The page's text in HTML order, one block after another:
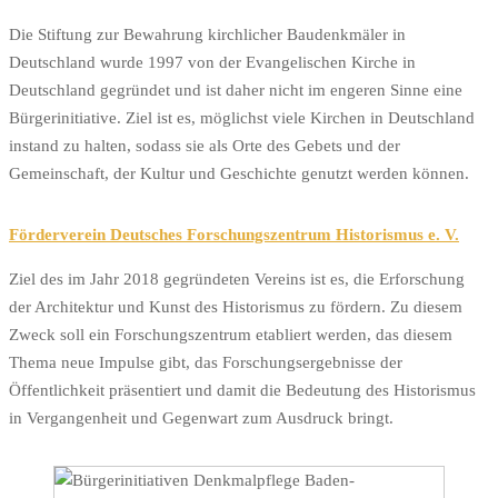
Die Stiftung zur Bewahrung kirchlicher Baudenkmäler in
Deutschland wurde 1997 von der Evangelischen Kirche in
Deutschland gegründet und ist daher nicht im engeren Sinne eine
Bürgerinitiative. Ziel ist es, möglichst viele Kirchen in Deutschland
instand zu halten, sodass sie als Orte des Gebets und der
Gemeinschaft, der Kultur und Geschichte genutzt werden können.
Förderverein Deutsches Forschungszentrum Historismus e. V.
Ziel des im Jahr 2018 gegründeten Vereins ist es, die Erforschung
der Architektur und Kunst des Historismus zu fördern. Zu diesem
Zweck soll ein Forschungszentrum etabliert werden, das diesem
Thema neue Impulse gibt, das Forschungsergebnisse der
Öffentlichkeit präsentiert und damit die Bedeutung des Historismus
in Vergangenheit und Gegenwart zum Ausdruck bringt.